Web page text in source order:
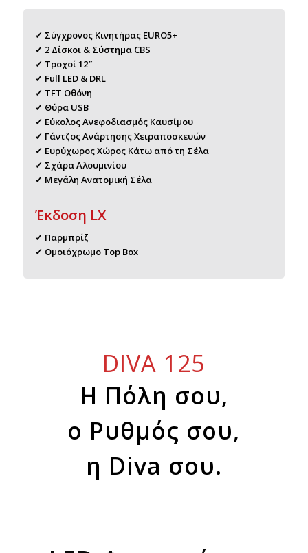
✓ Σύγχρονος Κινητήρας EURO5+
✓ 2 Δίσκοι & Σύστημα CBS
✓ Τροχοί 12″
✓ Full LED & DRL
✓ TFT Οθόνη
✓ Θύρα USB
✓ Εύκολος Ανεφοδιασμός Καυσίμου
✓ Γάντζος Ανάρτησης Χειραποσκευών
✓ Ευρύχωρος Χώρος Κάτω από τη Σέλα
✓ Σχάρα Αλουμινίου
✓ Μεγάλη Ανατομική Σέλα
Έκδοση LX
✓ Παρμπρίζ
✓ Ομοιόχρωμο Top Box
DIVA 125
Η Πόλη σου,
ο Ρυθμός σου,
η Diva σου.